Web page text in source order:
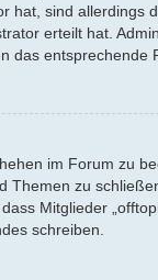
hat, sind allerdings
erteilt hat.
das entsprechende
im Forum zu
Themen zu
Mitglieder
schreiben.